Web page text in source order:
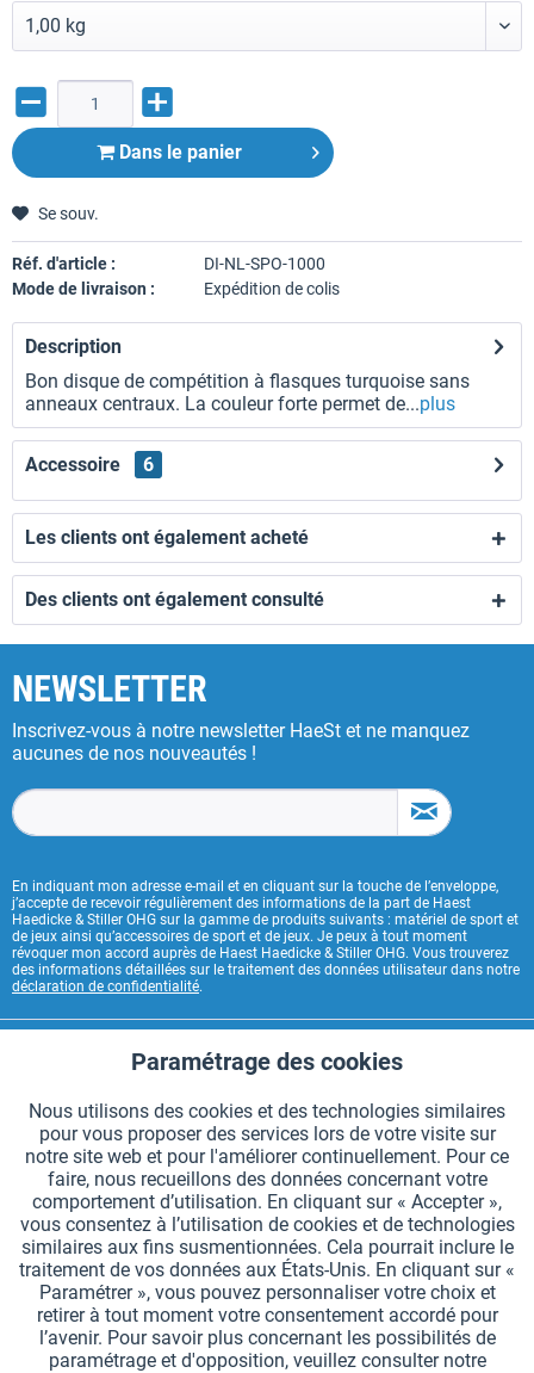
Dans le panier
Se souv.
Réf. d'article :
DI-NL-SPO-1000
Mode de livraison :
Expédition de colis
Description
Bon disque de compétition à flasques turquoise sans
anneaux centraux. La couleur forte permet de...plus
Accessoire 6
Les clients ont également acheté
Des clients ont également consulté
NEWSLETTER
Inscrivez-vous à notre newsletter HaeSt et ne manquez
aucunes de nos nouveautés !
En indiquant mon adresse e-mail et en cliquant sur la touche de l’enveloppe,
j’accepte de recevoir régulièrement des informations de la part de Haest
Haedicke & Stiller OHG sur la gamme de produits suivants : matériel de sport et
de jeux ainsi qu’accessoires de sport et de jeux. Je peux à tout moment
révoquer mon accord auprès de Haest Haedicke & Stiller OHG. Vous trouverez
des informations détaillées sur le traitement des données utilisateur dans notre
déclaration de confidentialité.
INFORMATIONS GÉNÉRALES
MODES DE PAIEMENT
*Tous les prix comprennent la TVA et sont indiqués horsfrais de port.
Paramètres des cookies Demander le catalogue
Gravures laser sur des témoins Newsletter Qui sommes nous ?
Fonctionnels Aktiv
Suivi Aktiv
Paramétrage des cookies
Nous utilisons des cookies et des technologies similaires
pour vous proposer des services lors de votre visite sur
notre site web et pour l'améliorer continuellement. Pour ce
faire, nous recueillons des données concernant votre
comportement d’utilisation. En cliquant sur « Accepter »,
vous consentez à l’utilisation de cookies et de technologies
similaires aux fins susmentionnées. Cela pourrait inclure le
traitement de vos données aux États-Unis. En cliquant sur «
Paramétrer », vous pouvez personnaliser votre choix et
retirer à tout moment votre consentement accordé pour
l’avenir. Pour savoir plus concernant les possibilités de
paramétrage et d'opposition, veuillez consulter notre